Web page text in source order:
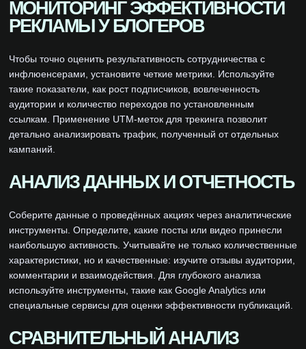
МОНИТОРИНГ ЭФФЕКТИВНОСТИ
РЕКЛАМЫ У БЛОГЕРОВ
Чтобы точно оценить результативность сотрудничества с
инфлюенсерами, установите четкие метрики. Используйте
такие показатели, как рост подписчиков, вовлеченность
аудитории и количество переходов по установленным
ссылкам. Применение UTM-меток для трекинга позволит
детально анализировать трафик, полученный от отдельных
кампаний.
АНАЛИЗ ДАННЫХ И ОТЧЕТНОСТЬ
Соберите данные о проведённых акциях через аналитические
инструменты. Определите, какие посты или видео принесли
наибольшую активность. Учитывайте не только количественные
характеристики, но и качественные: изучите отзывы аудитории,
комментарии и взаимодействия. Для глубокого анализа
используйте инструменты, такие как Google Analytics или
специальные сервисы для оценки эффективности публикаций.
СРАВНИТЕЛЬНЫЙ АНАЛИЗ